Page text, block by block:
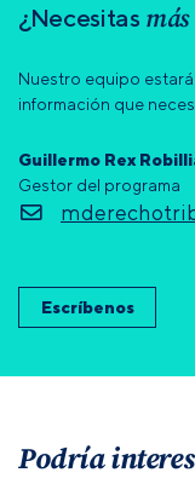
¿Necesitas
Nuestro equipo
información que
Guillermo Rex
Gestor del programa
Escríbenos
Podría